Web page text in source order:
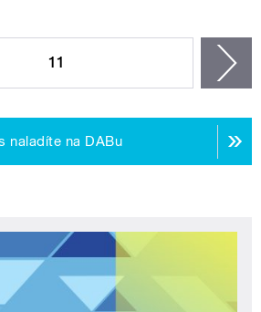
11
naladíte na DABu